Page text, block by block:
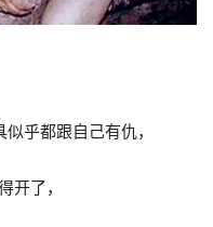
乎都跟自己有仇，
开了，